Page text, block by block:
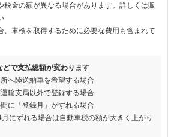
税金の額が異なる場合があります。詳しくは販
車検を取得するために必要な費用も含まれて
どで支払総額が変わります
へ陸送納車を希望する場合
輸支局以外で登録する場合
に「登録月」がずれる場合
月にずれる場合は自動車税の額が大きく上がり